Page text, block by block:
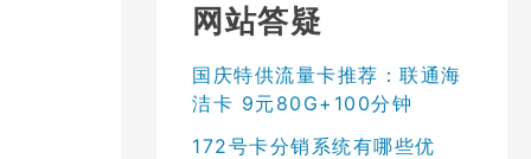
网站答疑
国庆特供流量卡推荐：联通海
洁卡 9元80G+100分钟
172号卡分销系统有哪些优